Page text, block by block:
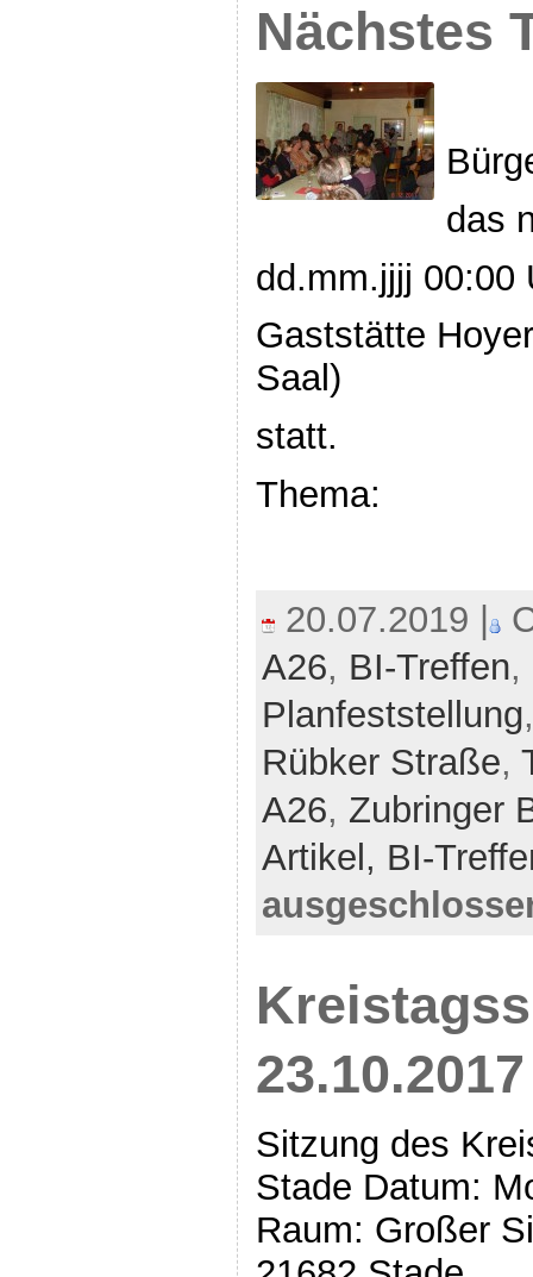
Nächstes
das
dd.mm.jjjj 00:00
Gaststätte
Saal)
statt.
Thema:
20.07.2019 |
A26, BI-Treffen,
Planfeststellung
Rübker Straße,
A26, Zubringer
Artikel, BI-
23.10.2017
Sitzung des
Stade Datum:
Raum: Großer